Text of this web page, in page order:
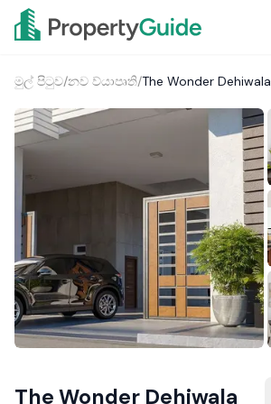
මුල් පිටුව/නව ව්යාපෘති/The Wonder Dehiwala
The Wonder Dehiwala